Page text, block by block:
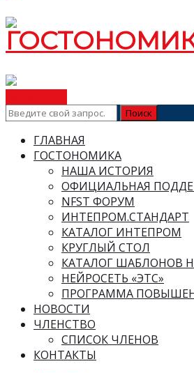
ГЛАВНАЯ
ГОСТОНОМИКА
НАША ИСТОРИЯ
ОФИЦИАЛЬНАЯ
NFST ФОРУМ
ИНТЕПРОМ.СТАНДАРТ
КАТАЛОГ ИНТЕПРОМ
КРУГЛЫЙ СТОЛ
КАТАЛОГ ШАБЛОНОВ
НЕЙРОСЕТЬ «ЭТС»
ПРОГРАММА
НОВОСТИ
ЧЛЕНСТВО
СПИСОК ЧЛЕНОВ
КОНТАКТЫ